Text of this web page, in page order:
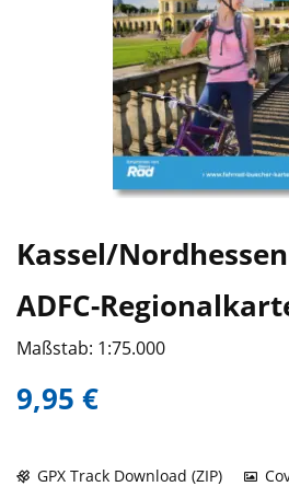
Kassel/Nordhessen
ADFC-
Maßstab: 1:75.000
9,95 €
GPX Track Download (ZIP)